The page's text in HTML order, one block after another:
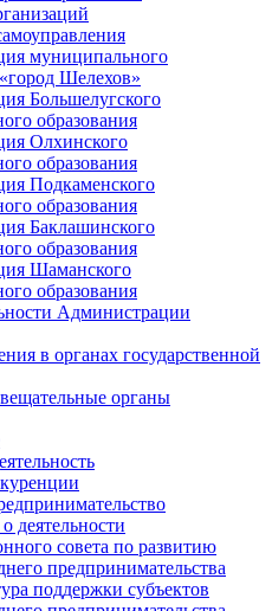
муниципального
Шелехов»
Большелугского
образования
Олхинского
образования
Подкаменского
образования
Баклашинского
образования
Шаманского
образования
Администрации
в органах государственной
органы
деятельности
совета по развитию
предпринимательства
поддержки субъектов